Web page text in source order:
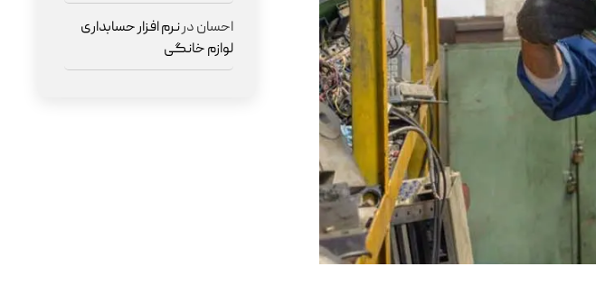
احساندرنرم افزار حسابداری
لوازم خانگی